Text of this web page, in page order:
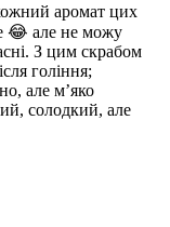
аромат цих
😂 але не можу
З цим скрабом
гоління;
але мʼяко
солодкий, але